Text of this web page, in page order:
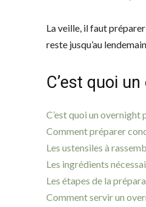
La veille, il faut
reste jusqu’au
C’est quoi
C’est quoi un overnight
Comment préparer
Les ustensiles à
Les ingrédients
Les étapes de la
Comment servir un